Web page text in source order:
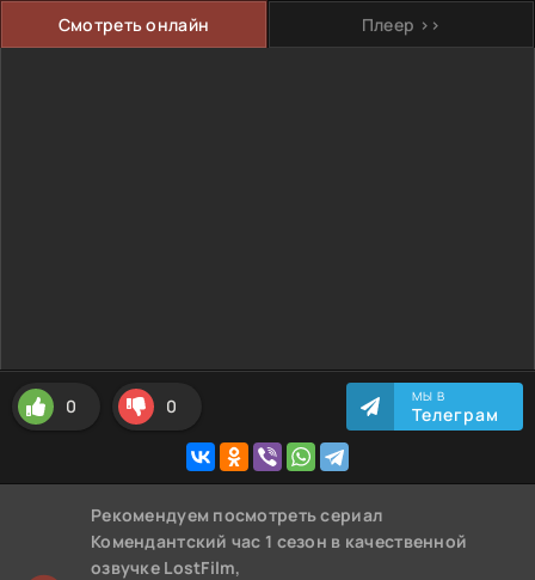
Смотреть онлайн Плеер >>
0 0 МЫ В
Телеграм
Рекомендуем посмотреть сериал
Комендантский час 1 сезон в качественной
озвучке LostFilm,